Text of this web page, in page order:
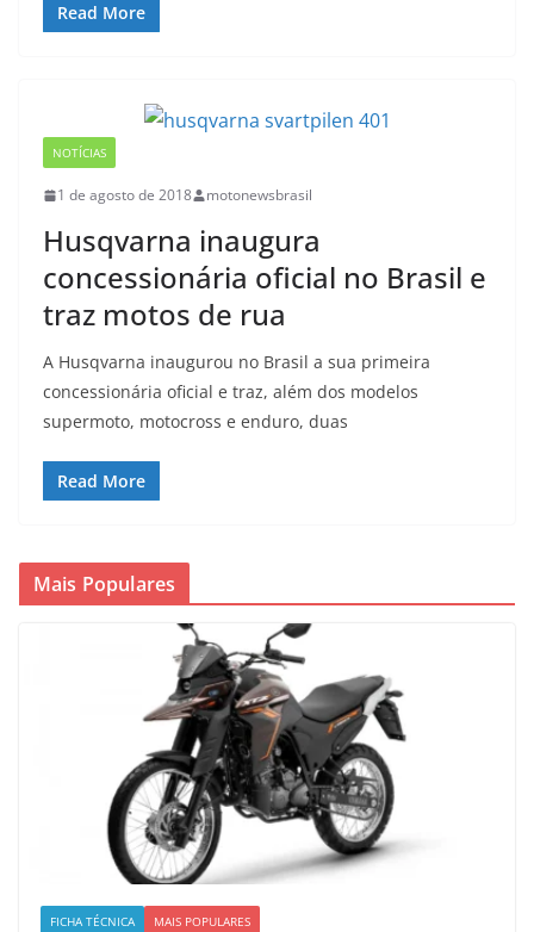
Read More
NOTÍCIAS
1 de agosto de 2018 motonewsbrasil
Husqvarna inaugura
concessionária oficial no Brasil e
traz motos de rua
A Husqvarna inaugurou no Brasil a sua primeira
concessionária oficial e traz, além dos modelos
supermoto, motocross e enduro, duas
Read More
Mais Populares
FICHA TÉCNICA MAIS POPULARES